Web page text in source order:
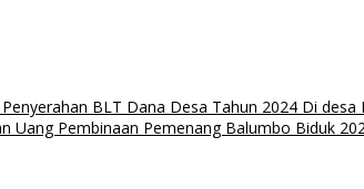
BLT Dana Desa Tahun 2024 Di desa
Uang Pembinaan Pemenang Balumbo Biduk